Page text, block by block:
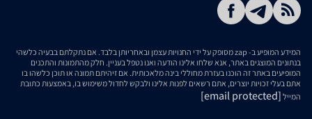
המידע המופיע ב- zap מסופק על ידי החנויות עצמן ובאחריותן בלבד. אם נתקלתם בבעיה כלשהי
בנתונים המוצגים באתר, אנא שלחו אלינו הודעה ואנו נטפל בעניין. חלק מהתמונות והתכנים
המופיעים באתר זה הוכנו בעזרת מחוללי בינה מלאכותית. אם זיהיתם תמונה או תוכן כלשהו בו
אתם בעלי זכויות יוצרים, אתם רשאים לפנות אלינו ולבקש לחדול משימוש בו, באמצעות כתובת
המייל [email protected]